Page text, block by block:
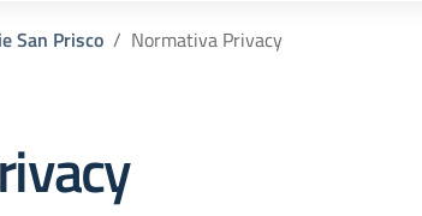
San Prisco Normativa Privacy